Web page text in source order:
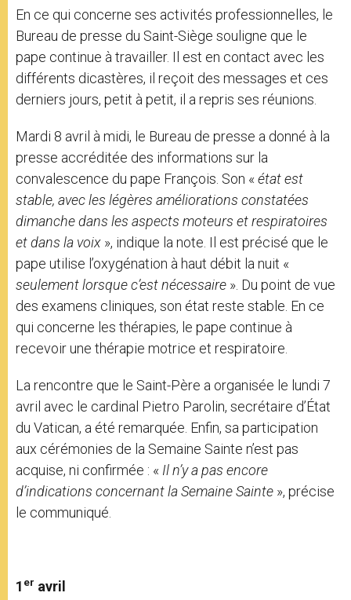
En ce qui concerne ses activités professionnelles, le
Bureau de presse du Saint-Siège souligne que le
pape continue à travailler. Il est en contact avec les
différents dicastères, il reçoit des messages et ces
derniers jours, petit à petit, il a repris ses réunions.
Mardi 8 avril à midi, le Bureau de presse a donné à la
presse accréditée des informations sur la
convalescence du pape François. Son « état est
stable, avec les légères améliorations constatées
dimanche dans les aspects moteurs et respiratoires
et dans la voix », indique la note. Il est précisé que le
pape utilise l’oxygénation à haut débit la nuit «
seulement lorsque c’est nécessaire ». Du point de vue
des examens cliniques, son état reste stable. En ce
qui concerne les thérapies, le pape continue à
recevoir une thérapie motrice et respiratoire.
La rencontre que le Saint-Père a organisée le lundi 7
avril avec le cardinal Pietro Parolin, secrétaire d’État
du Vatican, a été remarquée. Enfin, sa participation
aux cérémonies de la Semaine Sainte n’est pas
acquise, ni confirmée : « Il n’y a pas encore
d’indications concernant la Semaine Sainte », précise
le communiqué.
1 er avril